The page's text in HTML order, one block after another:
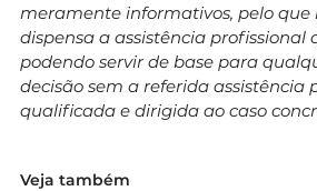
meramente informativos, pelo que
dispensa a assistência profissional
podendo servir de base para
decisão sem a referida assistência
qualificada e dirigida ao caso
Veja também